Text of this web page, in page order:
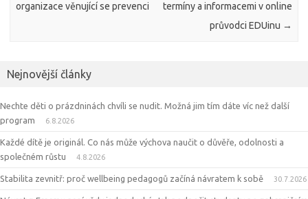
organizace věnující se prevenci
termíny a informacemi v online
průvodci EDUinu →
Nejnovější články
Nechte děti o prázdninách chvíli se nudit. Možná jim tím dáte víc než další
program
6.8.2026
Každé dítě je originál. Co nás může výchova naučit o důvěře, odolnosti a
společném růstu
4.8.2026
Stabilita zevnitř: proč wellbeing pedagogů začíná návratem k sobě 30.7.2026